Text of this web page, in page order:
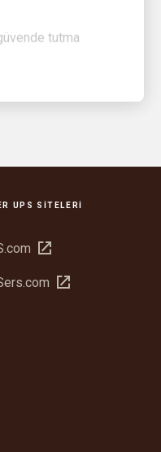
tutma
UPS SITELERI
Yeni
aç
Yeni